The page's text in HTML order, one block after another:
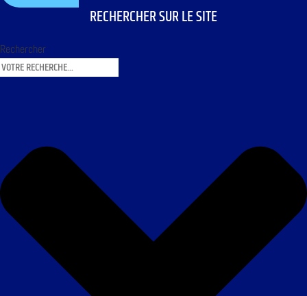
RECHERCHER SUR LE SITE
Rechercher